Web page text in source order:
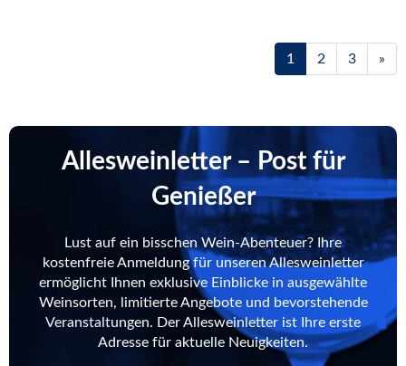
1 2 3 »
Allesweinletter – Post für
Genießer
Lust auf ein bisschen Wein-Abenteuer? Ihre
kostenfreie Anmeldung für unseren Allesweinletter
ermöglicht Ihnen exklusive Einblicke in ausgewählte
Weinsorten, limitierte Angebote und bevorstehende
Veranstaltungen. Der Allesweinletter ist Ihre erste
Adresse für aktuelle Neuigkeiten.